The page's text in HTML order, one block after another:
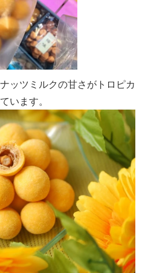
ッツミルクの甘さがトロピカ
います。